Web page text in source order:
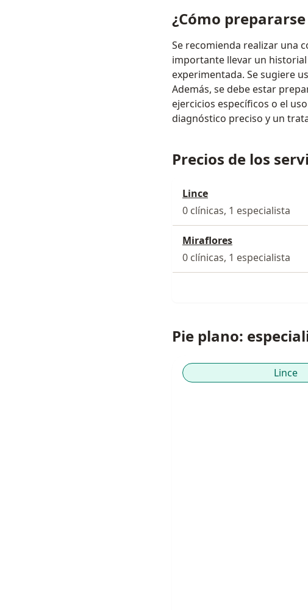
¿Cómo
Se recomienda realizar una
importante llevar un
experimentada. Se sugiere
Además, se debe estar
ejercicios específicos o el
diagnóstico preciso y un
Precios de los
Lince
0 clínicas, 1 especialista
Miraflores
0 clínicas, 1 especialista
Pie plano:
Lince